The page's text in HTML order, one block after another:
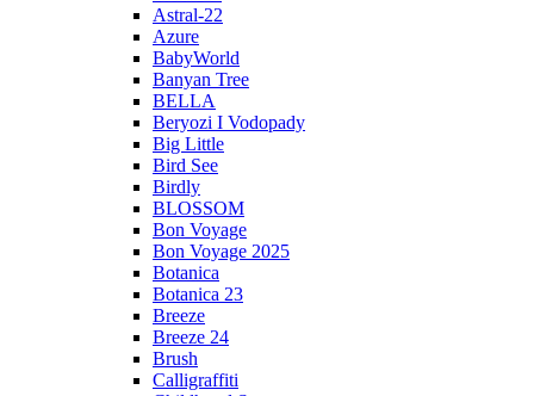
Astral-22
Azure
BabyWorld
Banyan Tree
BELLA
Beryozi I Vodopady
Big Little
Bird See
Birdly
BLOSSOM
Bon Voyage
Bon Voyage 2025
Botanica
Botanica 23
Breeze
Breeze 24
Brush
Calligraffiti